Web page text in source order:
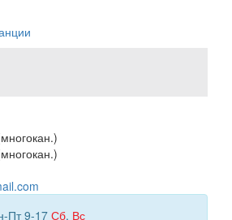
Пт 9-17 Сб, Вс